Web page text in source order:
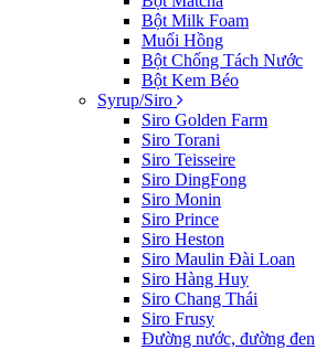
Bột Milk Foam
Muối Hồng
Bột Chống Tách Nước
Bột Kem Béo
Syrup/Siro
Siro Golden Farm
Siro Torani
Siro Teisseire
Siro DingFong
Siro Monin
Siro Prince
Siro Heston
Siro Maulin Đài Loan
Siro Hàng Huy
Siro Chang Thái
Siro Frusy
Đường nước, đường đen